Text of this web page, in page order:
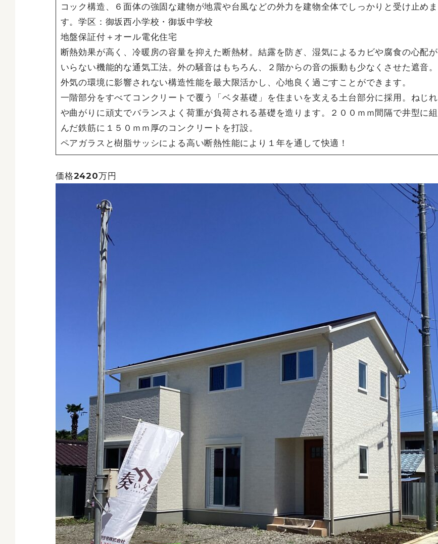
コック構造、６面体の強固な建物が地震や台風などの外力を建物全体でしっかりと受け止めま
す。学区：御坂西小学校・御坂中学校
地盤保証付＋オール電化住宅
断熱効果が高く、冷暖房の容量を抑えた断熱材。結露を防ぎ、湿気によるカビや腐食の心配が
いらない機能的な通気工法。外の騒音はもちろん、２階からの音の振動も少なくさせた遮音。
外気の環境に影響されない構造性能を最大限活かし、心地良く過ごすことができます。
一階部分をすべてコンクリートで覆う「ベタ基礎」を住まいを支える土台部分に採用。ねじれ
や曲がりに頑丈でバランスよく荷重が負荷される基礎を造ります。２００ｍｍ間隔で井型に組
んだ鉄筋に１５０ｍｍ厚のコンクリートを打設。
ペアガラスと樹脂サッシによる高い断熱性能により１年を通して快適！
価格2420万円